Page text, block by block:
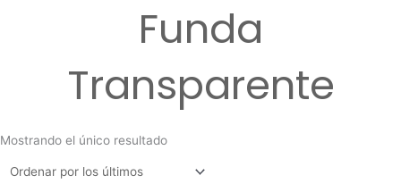
Funda
Transparente
Mostrando el único resultado